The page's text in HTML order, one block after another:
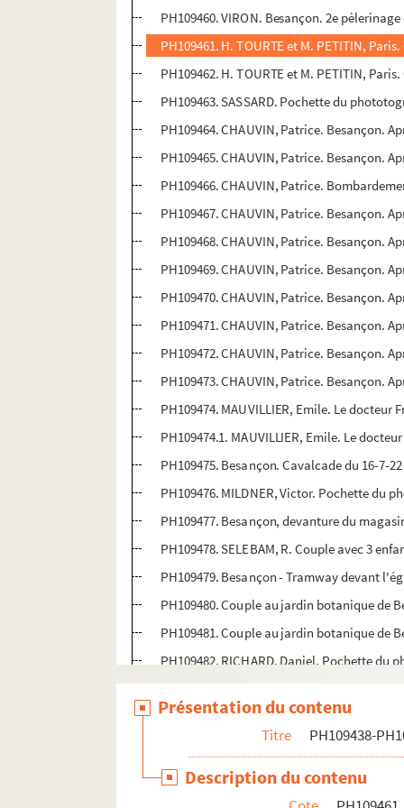
PH109460. VIRON. Besançon. 2e
PH109461. H. TOURTE et M. PETITIN,
PH109462. H. TOURTE et M. PETITIN,
PH109463. SASSARD. Pochette du
PH109464. CHAUVIN, Patrice. Besançon.
PH109465. CHAUVIN, Patrice. Besançon.
PH109466. CHAUVIN, Patrice.
PH109467. CHAUVIN, Patrice. Besançon.
PH109468. CHAUVIN, Patrice. Besançon.
PH109469. CHAUVIN, Patrice. Besançon.
PH109470. CHAUVIN, Patrice. Besançon.
PH109471. CHAUVIN, Patrice. Besançon.
PH109472. CHAUVIN, Patrice. Besançon.
PH109473. CHAUVIN, Patrice. Besançon.
PH109474. MAUVILLIER, Emile. Le docteur
PH109474.1. MAUVILLIER, Emile. Le
PH109475. Besançon. Cavalcade du 16-7-
PH109476. MILDNER, Victor. Pochette du
PH109477. Besançon, devanture du
PH109478. SELEBAM, R. Couple avec 3
PH109479. Besançon - Tramway devant
PH109480. Couple au jardin botanique de
PH109481. Couple au jardin botanique de
PH109482. RICHARD, Daniel. Pochette
PH109483. RICHARD, Daniel. Pochette du
PH109484. BILLARD-PERRIN, Pau.
PH109485. MAUVILLIER, Emile.
PH109486. MAUVILLIER, Emile
PH109487. MAUVILLIER, Emile
Présentation du contenu
Titre PH109438-
Description du contenu